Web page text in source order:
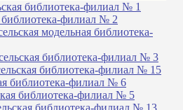
библиотека-филиал № 1
библиотека-филиал № 2
модельная библиотека-
библиотека-филиал № 3
библиотека-филиал № 15
библиотека-филиал № 6
библиотека-филиал № 5